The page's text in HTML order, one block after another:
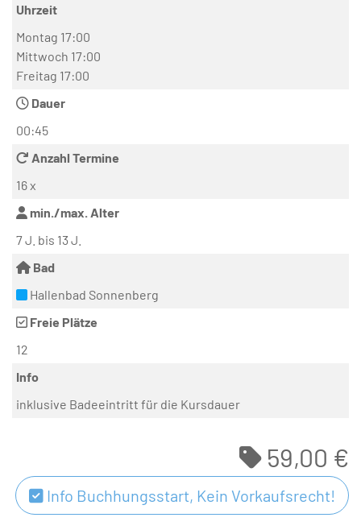
Uhrzeit
Montag 17:00
Mittwoch 17:00
Freitag 17:00
Dauer
00:45
Anzahl Termine
16 x
min./max. Alter
7 J. bis 13 J.
Bad
Hallenbad Sonnenberg
Freie Plätze
12
Info
inklusive Badeeintritt für die Kursdauer
59,00 €
Info Buchhungsstart, Kein Vorkaufsrecht!